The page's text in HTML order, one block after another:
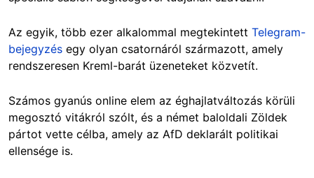
Az egyik, több ezer alkalommal megtekintett Telegram-
bejegyzés egy olyan csatornáról származott, amely
rendszeresen Kreml-barát üzeneteket közvetít.
Számos gyanús online elem az éghajlatváltozás körüli
megosztó vitákról szólt, és a német baloldali Zöldek
pártot vette célba, amely az AfD deklarált politikai
ellensége is.